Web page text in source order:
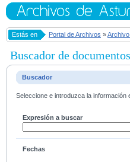
Estás en Portal de Archivos »
Buscador de
Buscador
Seleccione e introduzca la información
Expresión a buscar
Fechas